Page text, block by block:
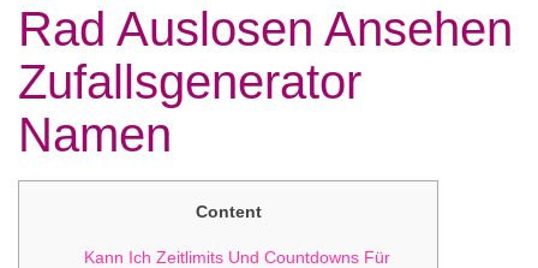
Rad Auslosen Ansehen
Zufallsgenerator
Namen
Content
Kann Ich Zeitlimits Und Countdowns Für